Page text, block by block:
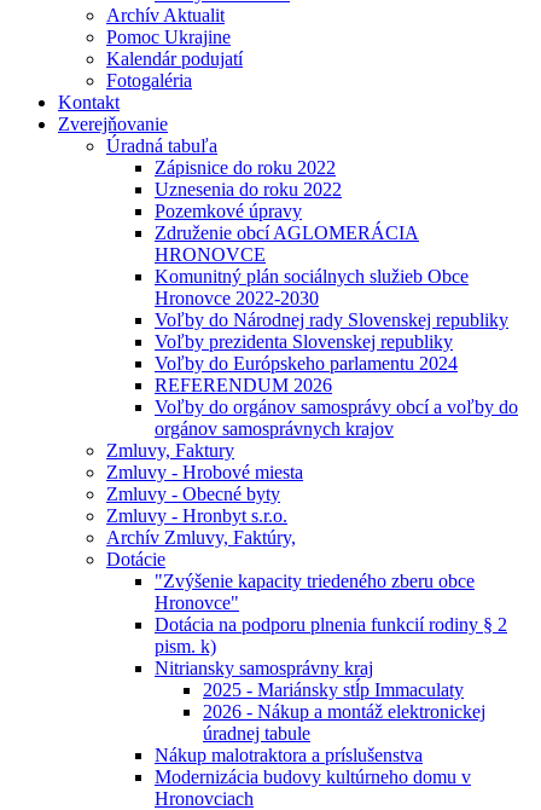
Archív Aktualit
Pomoc Ukrajine
Kalendár podujatí
Fotogaléria
Kontakt
Zverejňovanie
Úradná tabuľa
Zápisnice do roku 2022
Uznesenia do roku 2022
Pozemkové úpravy
Združenie obcí AGLOMERÁCIA
HRONOVCE
Komunitný plán sociálnych služieb Obce
Hronovce 2022-2030
Voľby do Národnej rady Slovenskej republiky
Voľby prezidenta Slovenskej republiky
Voľby do Európskeho parlamentu 2024
REFERENDUM 2026
Voľby do orgánov samosprávy obcí a voľby do
orgánov samosprávnych krajov
Zmluvy, Faktury
Zmluvy - Hrobové miesta
Zmluvy - Obecné byty
Zmluvy - Hronbyt s.r.o.
Archív Zmluvy, Faktúry,
Dotácie
"Zvýšenie kapacity triedeného zberu obce
Hronovce"
Dotácia na podporu plnenia funkcií rodiny § 2
pism. k)
Nitriansky samosprávny kraj
2025 - Mariánsky stĺp Immaculaty
2026 - Nákup a montáž elektronickej
úradnej tabule
Nákup malotraktora a príslušenstva
Modernizácia budovy kultúrneho domu v
Hronovciach